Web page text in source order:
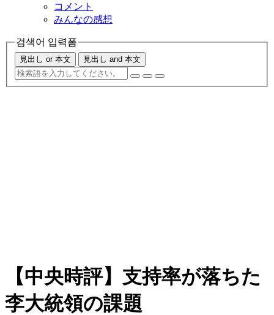
コメント
みんなの感想
검색어 입력폼
見出し or 本文 見出し and 本文
【中央時評】支持率が落ちた
李大統領の課題